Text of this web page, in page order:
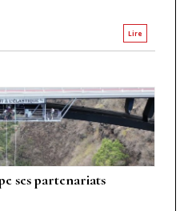
Lire
ses partenariats